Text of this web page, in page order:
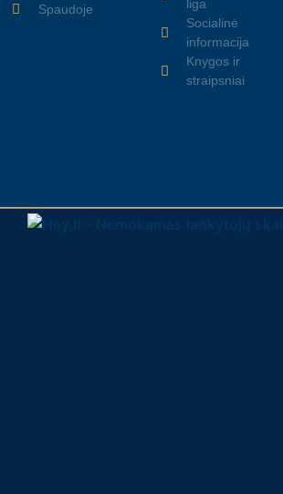
Spaudoje
liga
Socialinė
informacija
Knygos ir
straipsniai